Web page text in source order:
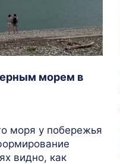
морем в
моря у побережья
видно, как